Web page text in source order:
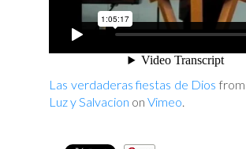
Las verdaderas fiestas de Dios from
Luz y Salvacion onVimeo.